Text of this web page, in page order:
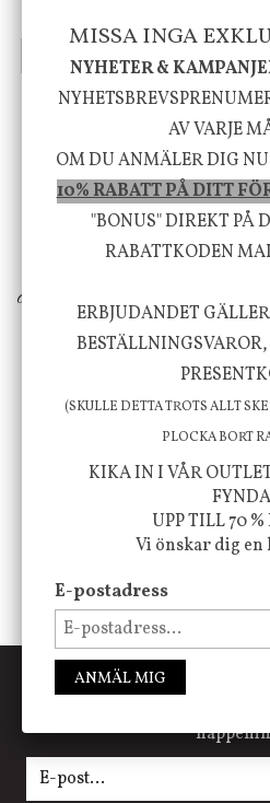
INFO KÖP
Vi vill förmedla
välbefinnande för dig
inspiration från
erbjuder vi omsorgsfullt
ökar trivsel i ditt hem
att öka ditt
FÖLJ OSS PÅ
PRENUMERERA PÅ
MISSA INGA
NYHETER &
AV VARJE
OM DU ANMÄLER DIG
10% RABATT PÅ DITT
"BONUS" DIREKT PÅ
RABATTKODEN
ERBJUDANDET
(SKULLE DETTA TROTS ALLT
PLOCKA BORT
KIKA IN I VÅR
UPP TILL 70
Vi önskar dig
E-postadress
ANMÄL MIG